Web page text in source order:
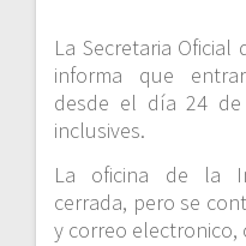
La Secretaria
informa que
desde el día 24
inclusives.
La oficina de la
cerrada, pero se
y correo electronico,